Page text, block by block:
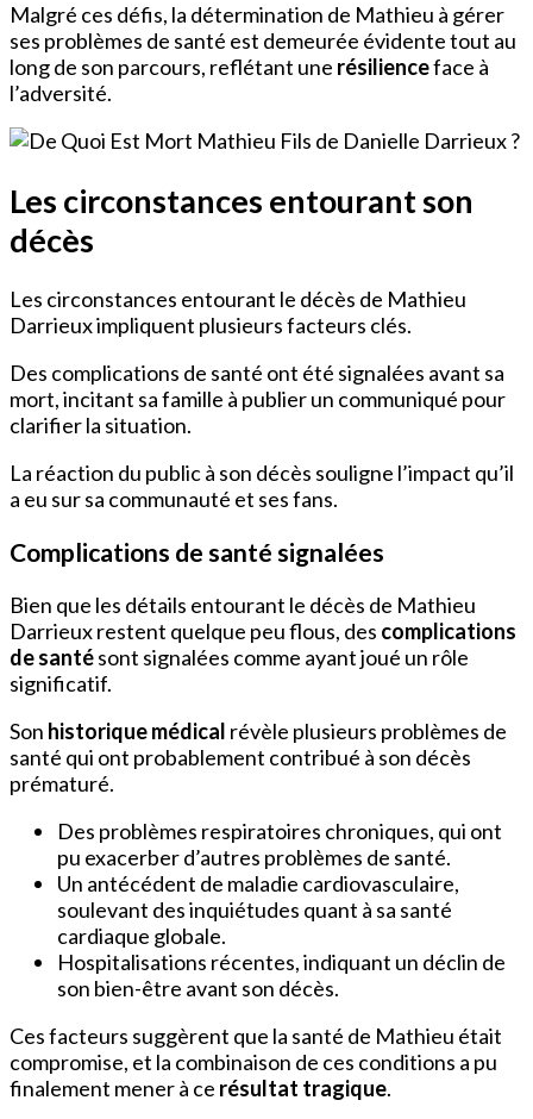
Malgré ces défis, la détermination de Mathieu à gérer
ses problèmes de santé est demeurée évidente tout au
long de son parcours, reflétant une résilienceface à
l’adversité.
Les circonstances entourant son
décès
Les circonstances entourant le décès de Mathieu
Darrieux impliquent plusieurs facteurs clés.
Des complications de santé ont été signalées avant sa
mort, incitant sa famille à publier un communiqué pour
clarifier la situation.
La réaction du public à son décès souligne l’impact qu’il
a eu sur sa communauté et ses fans.
Complications de santé signalées
Bien que les détails entourant le décès de Mathieu
Darrieux restent quelque peu flous, des complications
de santésont signalées comme ayant joué un rôle
significatif.
Son historique médical révèle plusieurs problèmes de
santé qui ont probablement contribué à son décès
prématuré.
Des problèmes respiratoires chroniques, qui ont
pu exacerber d’autres problèmes de santé.
Un antécédent de maladie cardiovasculaire,
soulevant des inquiétudes quant à sa santé
cardiaque globale.
Hospitalisations récentes, indiquant un déclin de
son bien-être avant son décès.
Ces facteurs suggèrent que la santé de Mathieu était
compromise, et la combinaison de ces conditions a pu
finalement mener à ce résultat tragique.